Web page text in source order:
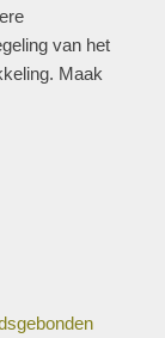
van het
Maak